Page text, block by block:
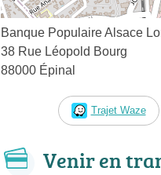
Banque Populaire Alsace
38 Rue Léopold Bourg
88000 Épinal
Trajet Waze
Venir en